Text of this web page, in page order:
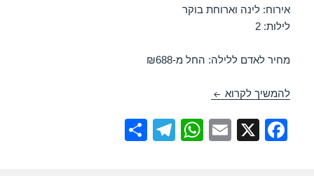
אירוח: לינה וארוחת בוקר
לילות: 2
מחיר לאדם ללילה: החל מ-₪688
להמשיך לקרוא חופשה במלון מלכת שבא אילת – אילת 19/04/2018
F
X
E
W
T